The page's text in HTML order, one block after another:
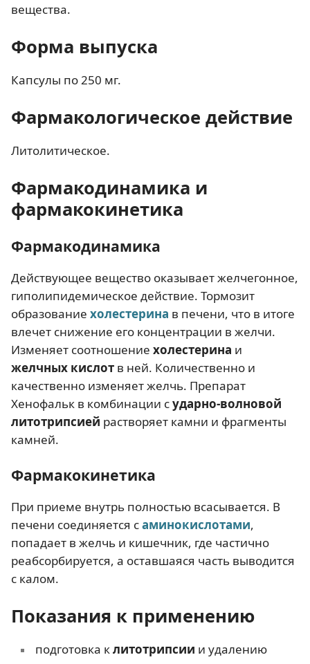
вещества.
Форма выпуска
Капсулы по 250 мг.
Фармакологическое действие
Литолитическое.
Фармакодинамика и
фармакокинетика
Фармакодинамика
Действующее вещество оказывает желчегонное,
гиполипидемическое действие. Тормозит
образование холестерина в печени, что в итоге
влечет снижение его концентрации в желчи.
Изменяет соотношение холестерина и
желчных кислот в ней. Количественно и
качественно изменяет желчь. Препарат
Хенофальк в комбинации сударно-волновой
литотрипсией растворяет камни и фрагменты
камней.
Фармакокинетика
При приеме внутрь полностью всасывается. В
печени соединяется саминокислотами,
попадает в желчь и кишечник, где частично
реабсорбируется, а оставшаяся часть выводится
с калом.
Показания к применению
подготовка клитотрипсии и удалению